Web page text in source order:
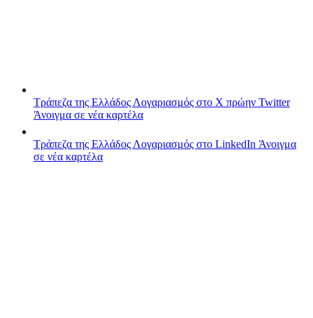
Τράπεζα της Ελλάδος Λογαριασμός στο X πρώην Twitter
Άνοιγμα σε νέα καρτέλα
Τράπεζα της Ελλάδος Λογαριασμός στο LinkedIn Άνοιγμα
σε νέα καρτέλα